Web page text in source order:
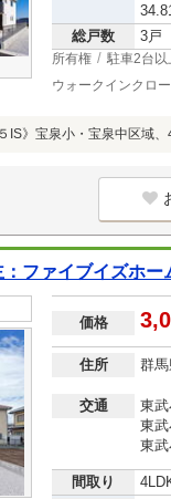
総戸数
3戸
所有権 駐車2台以
ウォークインクロ
５IS》宝泉小・宝泉中区域
：ファイブイズホー
価格
住所 群
交通
東
東
東
間取り